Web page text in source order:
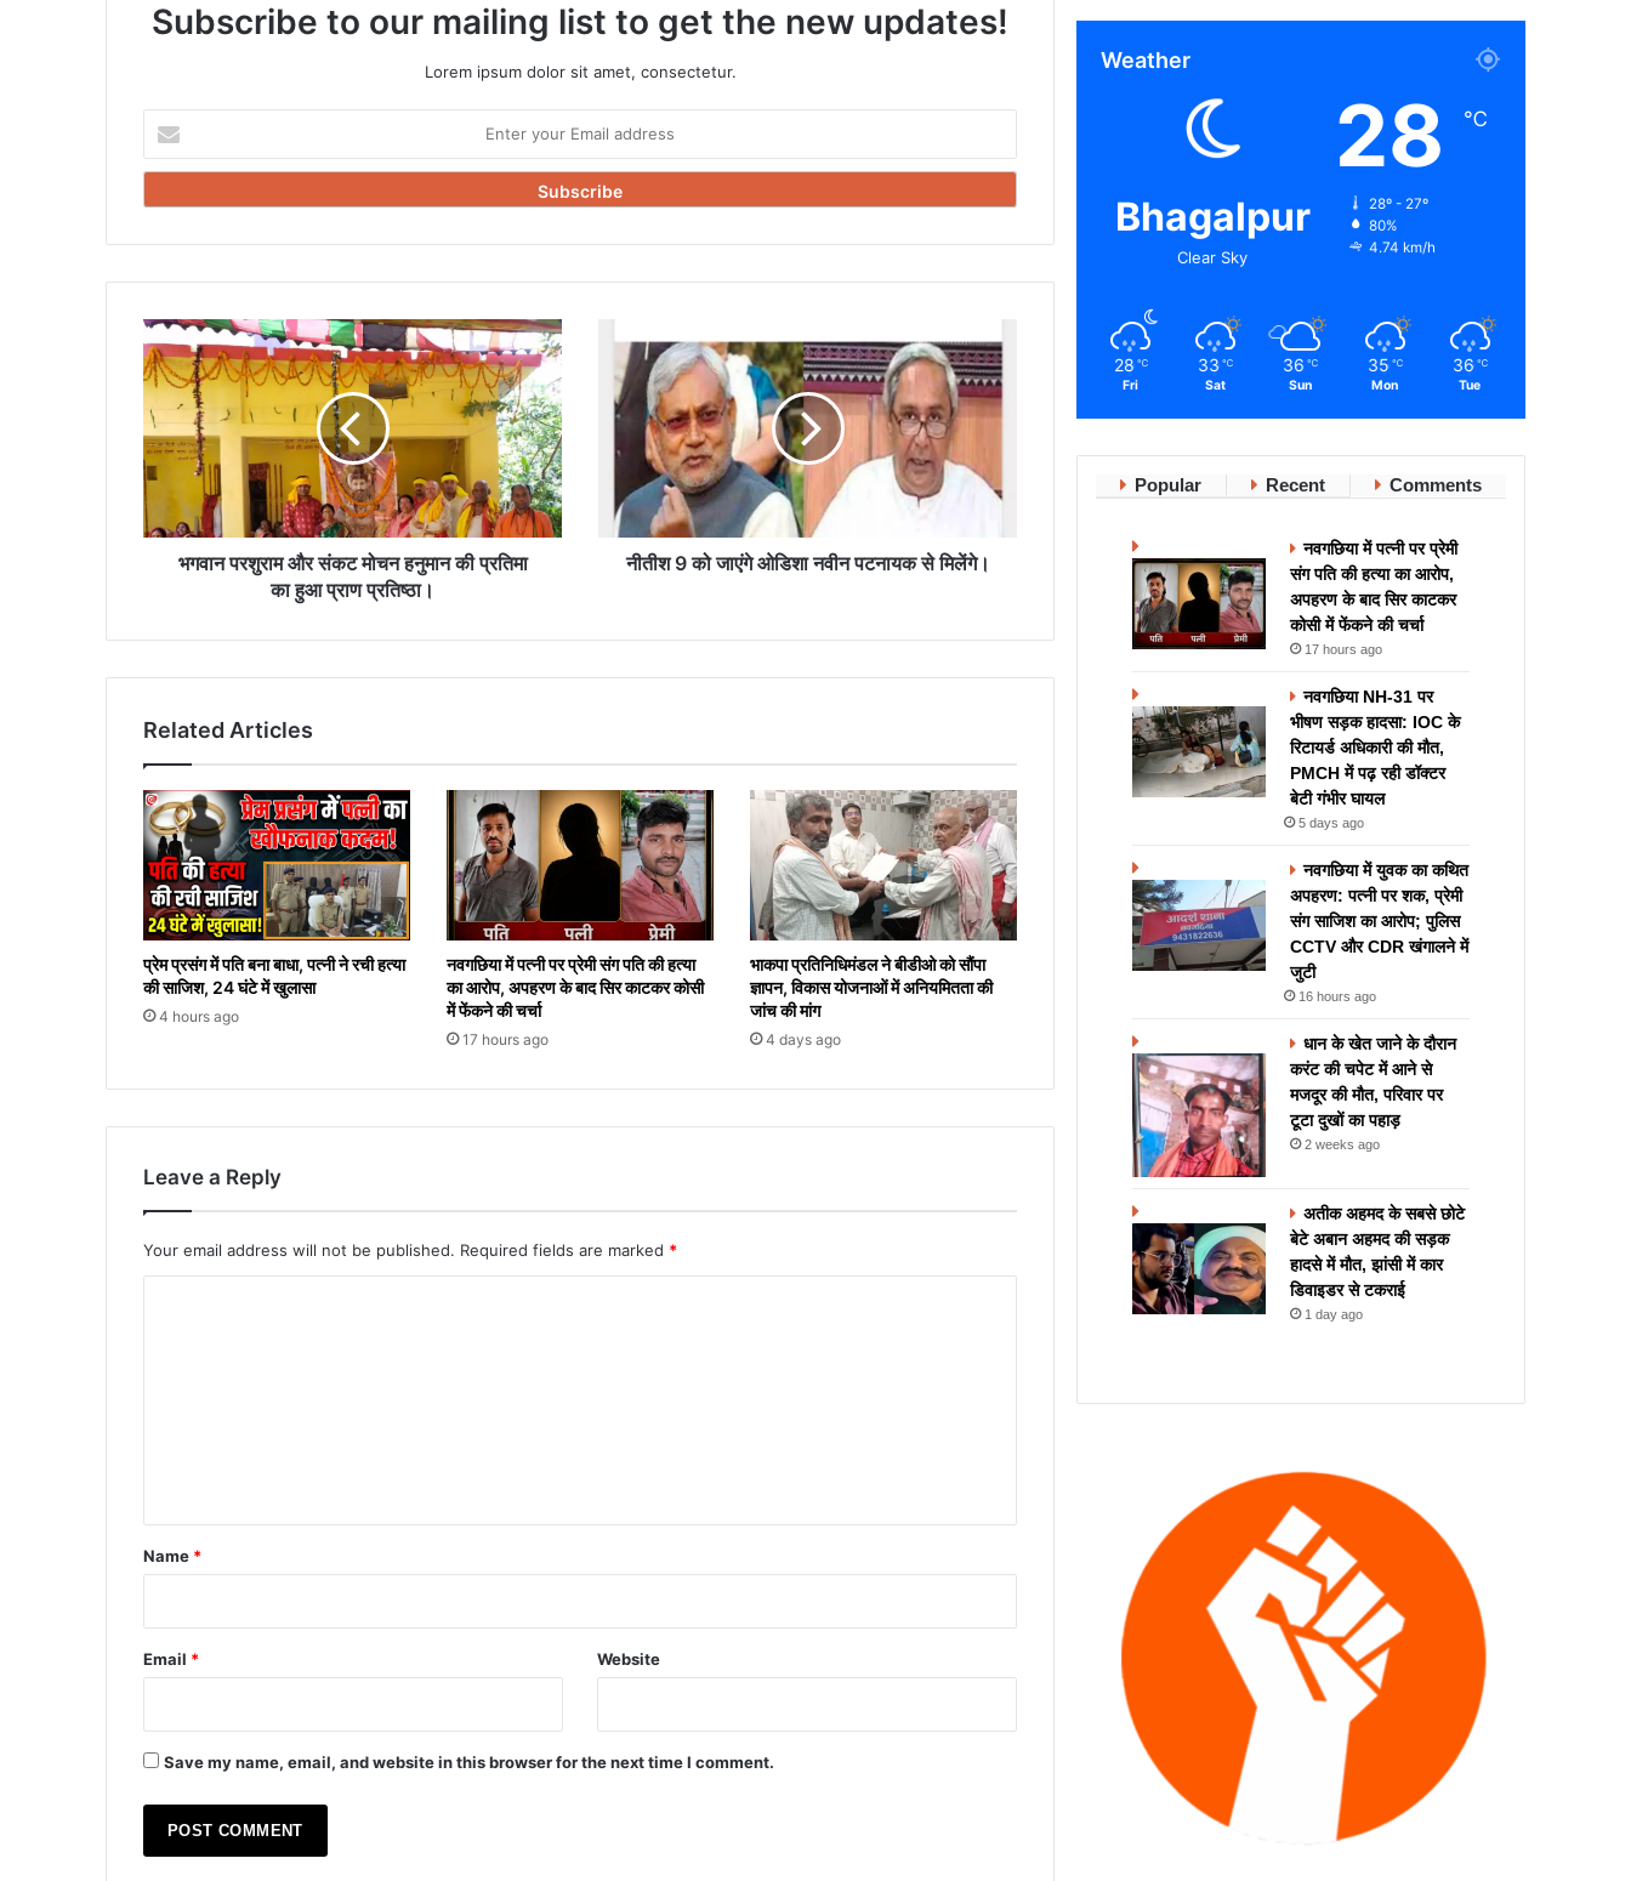
Subscribe to our mailing list to get the new updates!
Lorem ipsum dolor sit amet, consectetur.
your
Email
भगवान
परशुराम
और
संकट
मोचन
हनुमान
की
प्रतिमा
का
भगवान परशुराम और संकट मोचन हनुमान की प्रतिमा
का हुआ प्राण प्रतिष्ठा।
जाएंगे
नवीन
पटनायक
मिलेंगे।
नीतीश 9 को जाएंगे ओडिशा नवीन पटनायक से मिलेंगे।
Related Articles
प्रेम प्रसंग में पति बना बाधा, पत्नी ने रची हत्या
की साजिश, 24 घंटे में खुलासा
4 hours ago
नवगछिया में पत्नी पर प्रेमी संग पति की हत्या
का आरोप, अपहरण के बाद सिर काटकर कोसी
में फेंकने की चर्चा
17 hours ago
भाकपा प्रतिनिधिमंडल ने बीडीओ को सौंपा
ज्ञापन, विकास योजनाओं में अनियमितता की
जांच की मांग
4 days ago
Leave a Reply
Your email address will not be published. Required fields are marked *
*
Name *
Email * Website
Save my name, email, and website in this browser for the next time I comment.
Weather
Bhagalpur
Clear Sky
28 ℃
28º - 27º
80%
4.74 km/h
28 ℃
Fri
33 ℃
Sat
36 ℃
Sun
35 ℃
Mon
36 ℃
Tue
Popular Recent Comments
नवगछिया में पत्नी पर प्रेमी
संग पति की हत्या का आरोप,
अपहरण के बाद सिर काटकर
कोसी में फेंकने की चर्चा
17 hours ago
नवगछिया NH-31 पर
भीषण सड़क हादसा: IOC के
रिटायर्ड अधिकारी की मौत,
PMCH में पढ़ रही डॉक्टर
बेटी गंभीर घायल
5 days ago
नवगछिया में युवक का कथित
अपहरण: पत्नी पर शक, प्रेमी
संग साजिश का आरोप; पुलिस
CCTV और CDR खंगालने में
जुटी
16 hours ago
धान के खेत जाने के दौरान
करंट की चपेट में आने से
मजदूर की मौत, परिवार पर
टूटा दुखों का पहाड़
2 weeks ago
अतीक अहमद के सबसे छोटे
बेटे अबान अहमद की सड़क
हादसे में मौत, झांसी में कार
डिवाइडर से टकराई
1 day ago